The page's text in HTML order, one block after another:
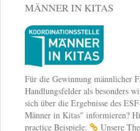
MÄNNER IN KITAS
Für die Gewinnung männlicher
Handlungsfelder als besonders
sich über die Ergebnisse des
Männer in Kitas" informieren?
practice Beispiele:
Unsere